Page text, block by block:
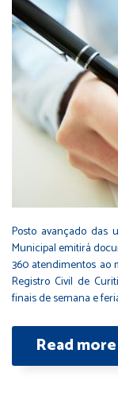
Posto avançado das
Municipal emitirá
360 atendimentos ao
Registro Civil de
finais de semana e
Read more